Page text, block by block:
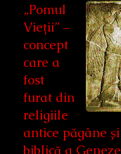
„Pomul
Vieții” –
concept
care a
fost
furat din
religiile
antice păgâne
biblică a